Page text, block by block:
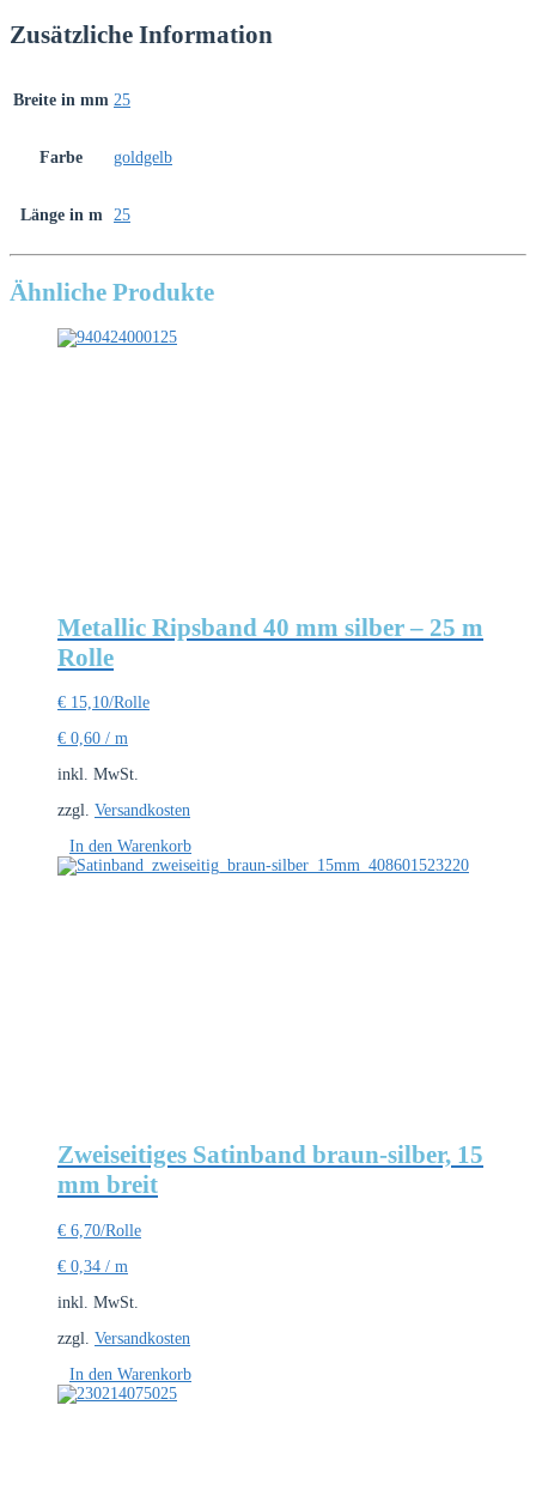
Zusätzliche Information
Breite in mm 25
Farbe goldgelb
Länge in m 25
Ähnliche Produkte
Metallic Ripsband 40 mm silber – 25 m
Rolle
€ 15,10/Rolle
€ 0,60 / m
inkl. MwSt.
zzgl. Versandkosten
In den Warenkorb
Zweiseitiges Satinband braun-silber, 15
mm breit
€ 6,70/Rolle
€ 0,34 / m
inkl. MwSt.
zzgl. Versandkosten
In den Warenkorb